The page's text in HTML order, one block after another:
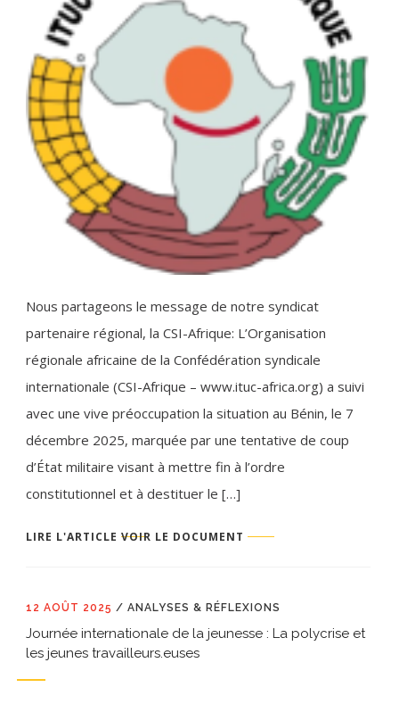
Nous partageons le message de notre syndicat
partenaire régional, la CSI-Afrique: L’Organisation
régionale africaine de la Confédération syndicale
internationale (CSI-Afrique – www.ituc-africa.org) a suivi
avec une vive préoccupation la situation au Bénin, le 7
décembre 2025, marquée par une tentative de coup
d’État militaire visant à mettre fin à l’ordre
constitutionnel et à destituer le […]
LIRE L'ARTICLE VOIR LE DOCUMENT
12 AOÛT 2025 / ANALYSES & RÉFLEXIONS
Journée internationale de la jeunesse : La polycrise et
les jeunes travailleurs.euses